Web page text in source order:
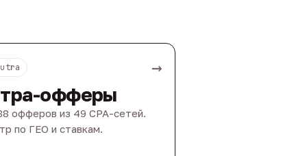
→
офферы
офферов из 49 CPA-сетей.
по ГЕО и ставкам.